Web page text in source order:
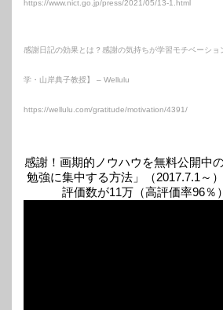
https://www.nict.go.jp/press/2021/05/13-1.html
感謝日記の効果とは？感謝の気持ちが学習モチベーショ
学・山岸典子教授】 – Wellulu
https://wellulu.com/gratitude/motivation/4391/
感謝！画期的ノウハウを無料公開中
勉強に集中する方法」（2017.7.1～
評価数が11万（高評価率96％